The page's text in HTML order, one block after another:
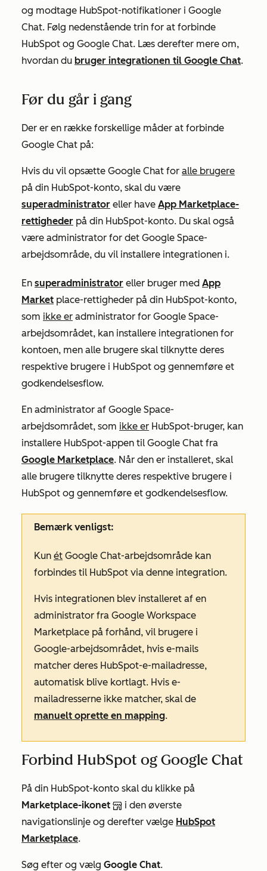
og modtage HubSpot-notifikationer i Google
Chat. Følg nedenstående trin for at forbinde
HubSpot og Google Chat. Læs derefter mere om,
hvordan du bruger integrationen til Google Chat.
Før du går i gang
Der er en række forskellige måder at forbinde
Google Chat på:
Hvis du vil opsætte Google Chat for alle brugere
på din HubSpot-konto, skal du være
superadministrator eller have App Marketplace-
rettigheder på din HubSpot-konto. Du skal også
være administrator for det Google Space-
arbejdsområde, du vil installere integrationen i.
En superadministrator eller bruger med App
Market place-rettigheder på din HubSpot-konto,
som ikke er administrator for Google Space-
arbejdsområdet, kan installere integrationen for
kontoen, men alle brugere skal tilknytte deres
respektive brugere i HubSpot og gennemføre et
godkendelsesflow.
En administrator af Google Space-
arbejdsområdet, som ikke er HubSpot-bruger, kan
installere HubSpot-appen til Google Chat fra
Google Marketplace. Når den er installeret, skal
alle brugere tilknytte deres respektive brugere i
HubSpot og gennemføre et godkendelsesflow.
Bemærk venligst:
Kun ét Google Chat-arbejdsområde kan
forbindes til HubSpot via denne integration.
Hvis integrationen blev installeret af en
administrator fra Google Workspace
Marketplace på forhånd, vil brugere i
Google-arbejdsområdet, hvis e-mails
matcher deres HubSpot-e-mailadresse,
automatisk blive kortlagt. Hvis e-
mailadresserne ikke matcher, skal de
manuelt oprette en mapping.
Forbind HubSpot og Google Chat
På din HubSpot-konto skal du klikke på
Marketplace-ikonet
i den øverste
navigationslinje og derefter vælge HubSpot
Marketplace.
Søg efter og vælg Google Chat.